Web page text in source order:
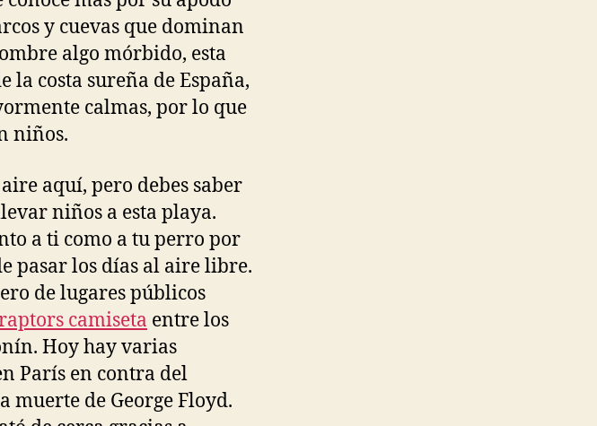
y cuevas que dominan
algo mórbido, esta
la costa sureña de España,
calmas, por lo que
niños.
aquí, pero debes saber
niños a esta playa.
a ti como a tu perro por
pasar los días al aire libre.
de lugares públicos
camiseta entre los
Hoy hay varias
París en contra del
muerte de George Floyd.